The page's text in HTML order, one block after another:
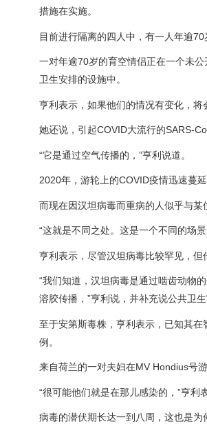
措施在实施。
目前进行隔离的四人中，有一人年逾70
一对年逾70岁的育空情侣正在一个未
卫生安排的设施中。
亨利表示，如果他们的情况有变化，将
她还说，引起COVID大流行的SARS-
“它是通过空气传播的，”亨利说道。
2020年，游轮上的COVID疫情迅速蔓
而现在因汉坦病毒而重病的人似乎与某
“这就是不同之处。这是一个不同的场景
亨利表示，尽管汉坦病毒比较罕见，
“我们知道，汉坦病毒是通过啮齿动物
溶胶传播，”亨利说，并补充说公共卫
至于安第斯毒株，亨利表示，已知其
例。
来自荷兰的一对夫妇在MV Hondius号
“很可能他们就是在那儿感染的，”亨利
病毒的潜伏期长达一到八周，这也是为